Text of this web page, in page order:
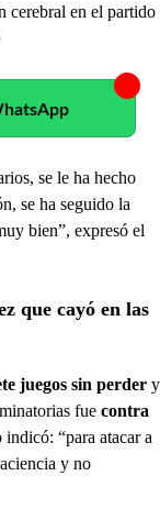
cerebral en el partido
se le ha hecho
se ha seguido la
bien”, expresó el
que cayó en las
juegos sin perder y
fue contra
“para atacar a
y no